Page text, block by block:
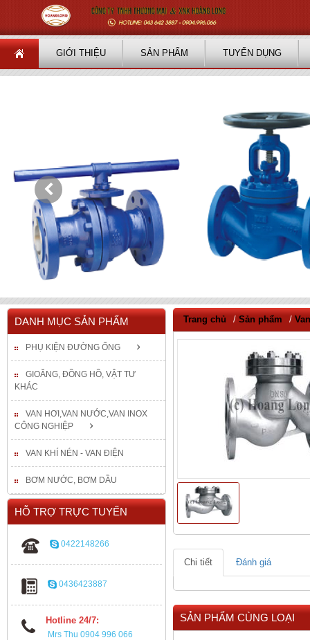
GIỚI THIỆU SẢN PHẨM TUYỂN DỤNG
DANH MỤC SẢN PHẨM
PHỤ KIỆN ĐƯỜNG ỐNG
GIOĂNG, ĐỒNG HỒ, VẬT TƯ
KHÁC
VAN HƠI,VAN NƯỚC,VAN INOX
CÔNG NGHIỆP
VAN KHÍ NÉN - VAN ĐIỆN
BƠM NƯỚC, BƠM DẦU
HỖ TRỢ TRỰC TUYẾN
0422148266
0436423887
Hotline 24/7:
Mrs Thu 0904 996 066
Trang chủ / Sản phẩm /
Chi tiết Đánh giá
SẢN PHẨM CÙNG LOẠI